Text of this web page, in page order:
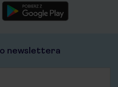
newslettera